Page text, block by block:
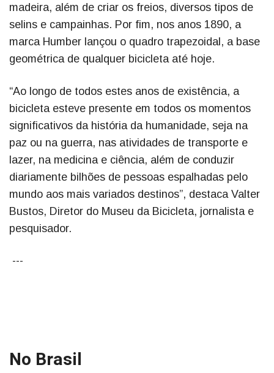
madeira, além de criar os freios, diversos tipos de
selins e campainhas. Por fim, nos anos 1890, a
marca Humber lançou o quadro trapezoidal, a base
geométrica de qualquer bicicleta até hoje.
“Ao longo de todos estes anos de existência, a
bicicleta esteve presente em todos os momentos
significativos da história da humanidade, seja na
paz ou na guerra, nas atividades de transporte e
lazer, na medicina e ciência, além de conduzir
diariamente bilhões de pessoas espalhadas pelo
mundo aos mais variados destinos”, destaca Valter
Bustos, Diretor do Museu da Bicicleta, jornalista e
pesquisador.
---
No Brasil